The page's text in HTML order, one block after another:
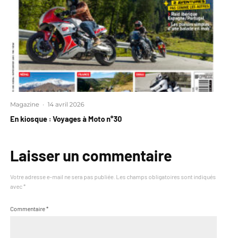
Magazine · 14 avril 2026
En kiosque : Voyages à Moto n°30
Laisser un commentaire
Votre adresse e-mail ne sera pas publiée. Les champs obligatoires sont indiqués
avec *
Commentaire*